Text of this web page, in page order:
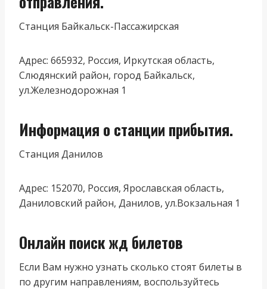
Станция Байкальск-Пассажирская
Адрес: 665932, Россия, Иркутская область,
Слюдянский район, город Байкальск,
ул.Железнодорожная 1
Информация о станции прибытия.
Станция Данилов
Адрес: 152070, Россия, Ярославская область,
Даниловский район, Данилов, ул.Вокзальная 1
Онлайн поиск жд билетов
Если Вам нужно узнать сколько стоят билеты в
по другим направлениям, воспользуйтесь